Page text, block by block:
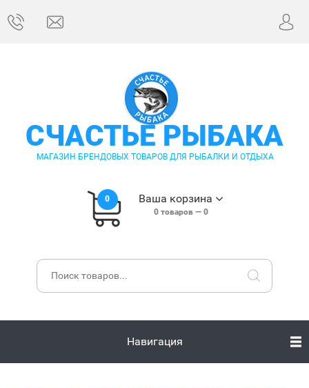
СЧАСТЬЕ РЫБАКА
МАГАЗИН БРЕНДОВЫХ ТОВАРОВ ДЛЯ РЫБАЛКИ И ОТДЫХА
0 Ваша корзина
0товаров — 0
Навигация